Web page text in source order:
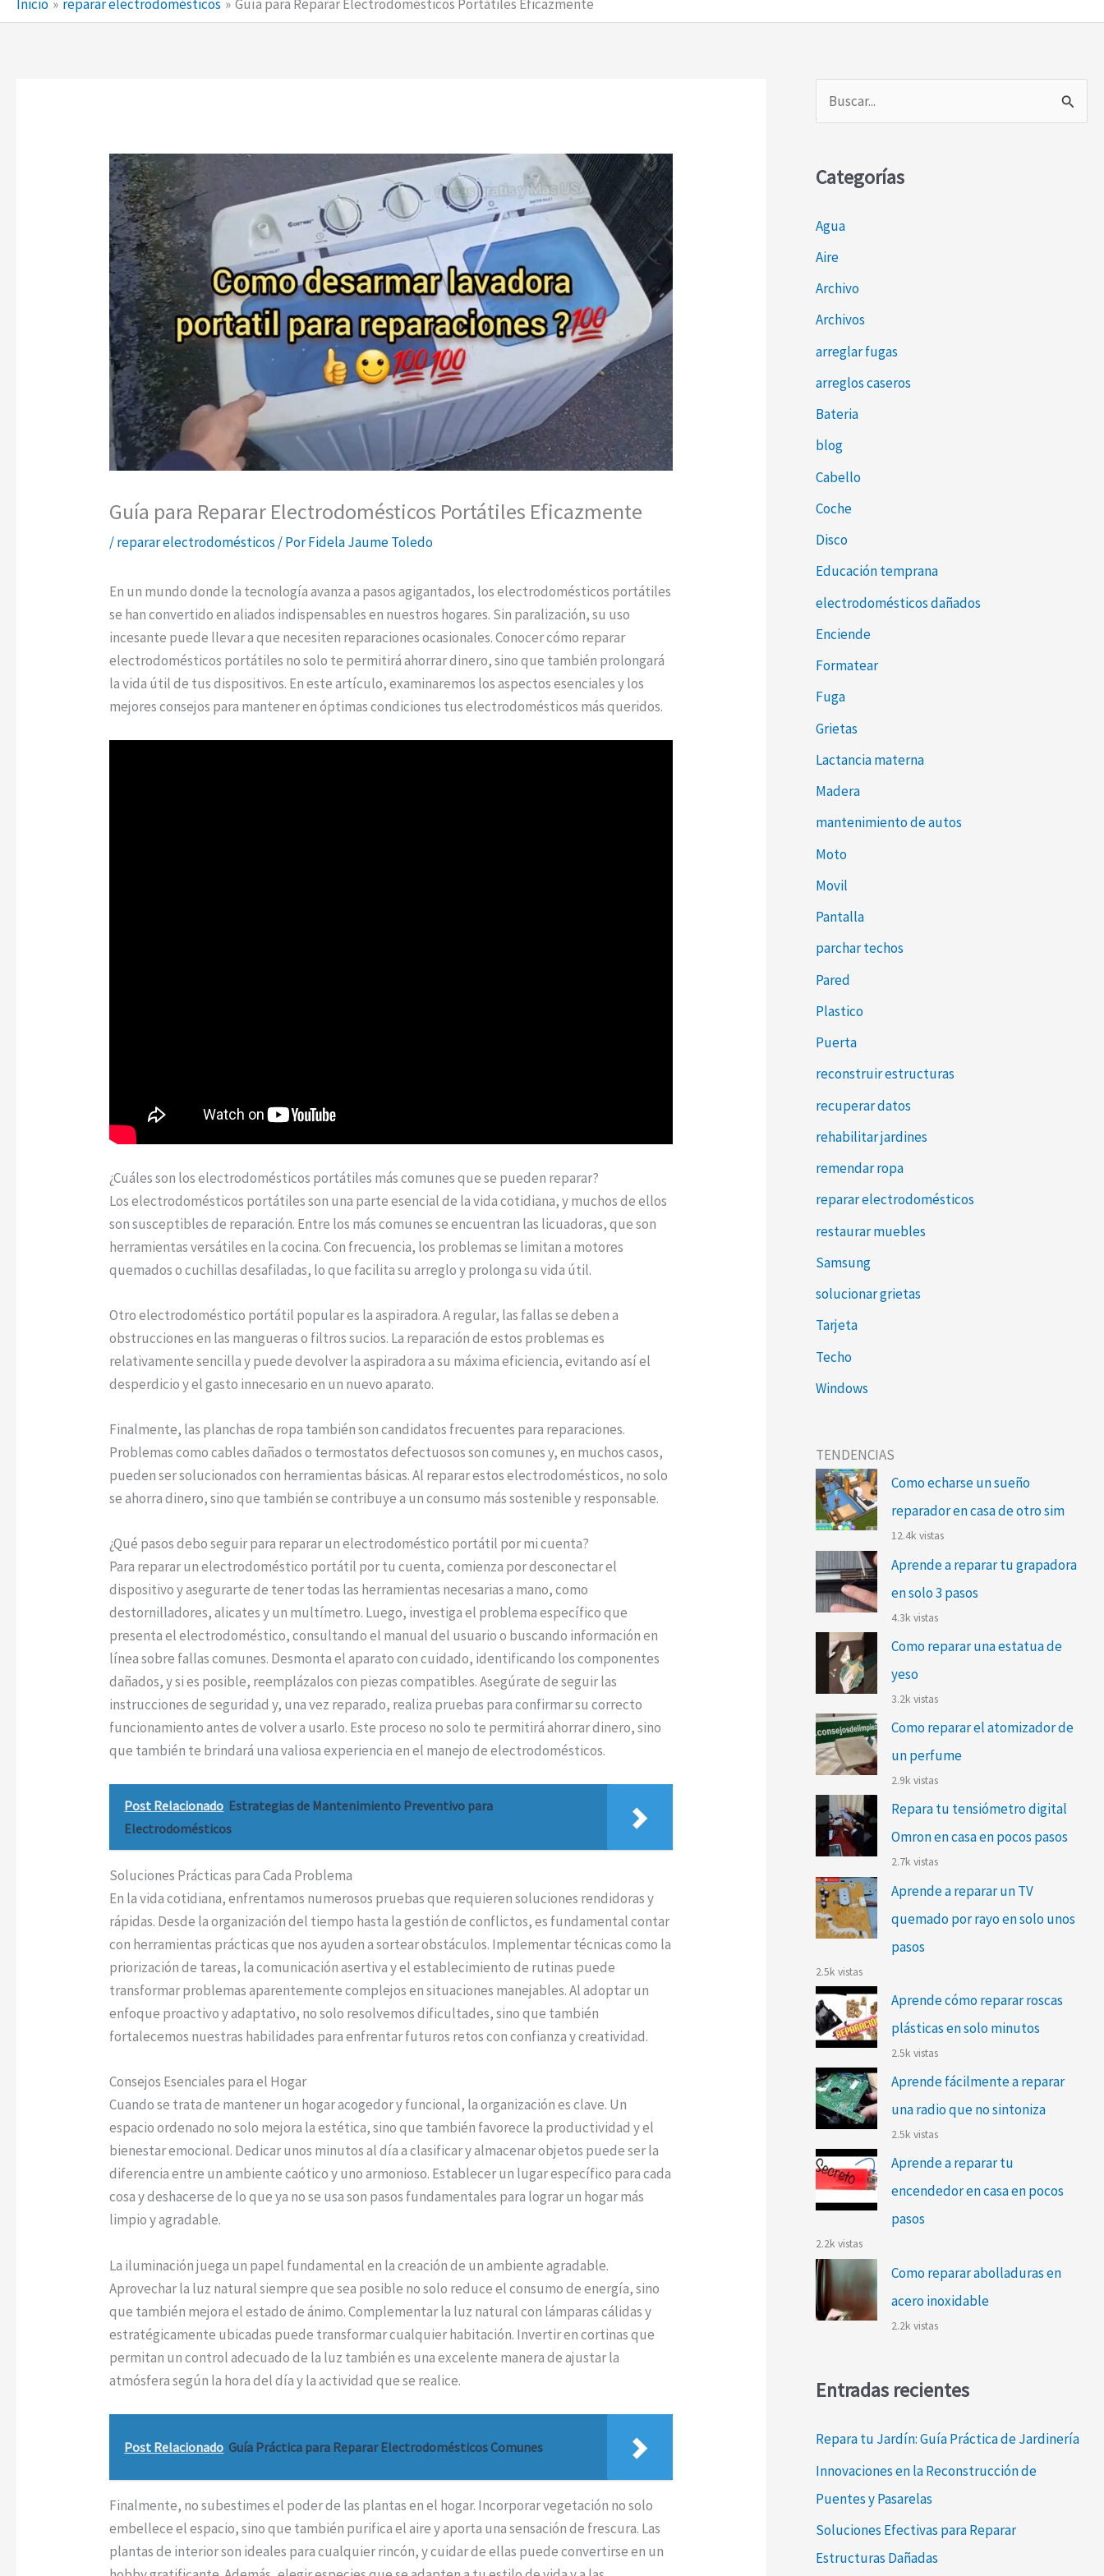
Inicio reparar electrodomésticos Guía para Reparar Electrodomésticos Portátiles Eficazmente
Guía para Reparar Electrodomésticos Portátiles Eficazmente
/reparar electrodomésticos / PorFidela Jaume Toledo
En un mundo donde la tecnología avanza a pasos agigantados, los electrodomésticos portátiles
se han convertido en aliados indispensables en nuestros hogares. Sin paralización, su uso
incesante puede llevar a que necesiten reparaciones ocasionales. Conocer cómo reparar
electrodomésticos portátiles no solo te permitirá ahorrar dinero, sino que también prolongará
la vida útil de tus dispositivos. En este artículo, examinaremos los aspectos esenciales y los
mejores consejos para mantener en óptimas condiciones tus electrodomésticos más queridos.
¿Cuáles son los electrodomésticos portátiles más comunes que se pueden reparar?
Los electrodomésticos portátiles son una parte esencial de la vida cotidiana, y muchos de ellos
son susceptibles de reparación. Entre los más comunes se encuentran las licuadoras, que son
herramientas versátiles en la cocina. Con frecuencia, los problemas se limitan a motores
quemados o cuchillas desafiladas, lo que facilita su arreglo y prolonga su vida útil.
Otro electrodoméstico portátil popular es la aspiradora. A regular, las fallas se deben a
obstrucciones en las mangueras o filtros sucios. La reparación de estos problemas es
relativamente sencilla y puede devolver la aspiradora a su máxima eficiencia, evitando así el
desperdicio y el gasto innecesario en un nuevo aparato.
Finalmente, las planchas de ropa también son candidatos frecuentes para reparaciones.
Problemas como cables dañados o termostatos defectuosos son comunes y, en muchos casos,
pueden ser solucionados con herramientas básicas. Al reparar estos electrodomésticos, no solo
se ahorra dinero, sino que también se contribuye a un consumo más sostenible y responsable.
¿Qué pasos debo seguir para reparar un electrodoméstico portátil por mi cuenta?
Para reparar un electrodoméstico portátil por tu cuenta, comienza por desconectar el
dispositivo y asegurarte de tener todas las herramientas necesarias a mano, como
destornilladores, alicates y un multímetro. Luego, investiga el problema específico que
presenta el electrodoméstico, consultando el manual del usuario o buscando información en
línea sobre fallas comunes. Desmonta el aparato con cuidado, identificando los componentes
dañados, y si es posible, reemplázalos con piezas compatibles. Asegúrate de seguir las
instrucciones de seguridad y, una vez reparado, realiza pruebas para confirmar su correcto
funcionamiento antes de volver a usarlo. Este proceso no solo te permitirá ahorrar dinero, sino
que también te brindará una valiosa experiencia en el manejo de electrodomésticos.
Post Relacionado Estrategias de Mantenimiento Preventivo para
Electrodomésticos
Soluciones Prácticas para Cada Problema
En la vida cotidiana, enfrentamos numerosos pruebas que requieren soluciones rendidoras y
rápidas. Desde la organización del tiempo hasta la gestión de conflictos, es fundamental contar
con herramientas prácticas que nos ayuden a sortear obstáculos. Implementar técnicas como la
priorización de tareas, la comunicación asertiva y el establecimiento de rutinas puede
transformar problemas aparentemente complejos en situaciones manejables. Al adoptar un
enfoque proactivo y adaptativo, no solo resolvemos dificultades, sino que también
fortalecemos nuestras habilidades para enfrentar futuros retos con confianza y creatividad.
Consejos Esenciales para el Hogar
Cuando se trata de mantener un hogar acogedor y funcional, la organización es clave. Un
espacio ordenado no solo mejora la estética, sino que también favorece la productividad y el
bienestar emocional. Dedicar unos minutos al día a clasificar y almacenar objetos puede ser la
diferencia entre un ambiente caótico y uno armonioso. Establecer un lugar específico para cada
cosa y deshacerse de lo que ya no se usa son pasos fundamentales para lograr un hogar más
limpio y agradable.
La iluminación juega un papel fundamental en la creación de un ambiente agradable.
Aprovechar la luz natural siempre que sea posible no solo reduce el consumo de energía, sino
que también mejora el estado de ánimo. Complementar la luz natural con lámparas cálidas y
estratégicamente ubicadas puede transformar cualquier habitación. Invertir en cortinas que
permitan un control adecuado de la luz también es una excelente manera de ajustar la
atmósfera según la hora del día y la actividad que se realice.
Post Relacionado Guía Práctica para Reparar Electrodomésticos Comunes
Finalmente, no subestimes el poder de las plantas en el hogar. Incorporar vegetación no solo
embellece el espacio, sino que también purifica el aire y aporta una sensación de frescura. Las
plantas de interior son ideales para cualquier rincón, y cuidar de ellas puede convertirse en un
u
c
r
p
o
r
Categorías
Agua
Aire
Archivo
Archivos
arreglar fugas
arreglos caseros
Bateria
blog
Cabello
Coche
Disco
Educación temprana
electrodomésticos dañados
Enciende
Formatear
Fuga
Grietas
Lactancia materna
Madera
mantenimiento de autos
Moto
Movil
Pantalla
parchar techos
Pared
Plastico
Puerta
reconstruir estructuras
recuperar datos
rehabilitar jardines
remendar ropa
reparar electrodomésticos
restaurar muebles
Samsung
solucionar grietas
Tarjeta
Techo
Windows
TENDENCIAS
Como echarse un sueño
reparador en casa de otro sim
12.4k vistas
Aprende a reparar tu grapadora
en solo 3 pasos
4.3k vistas
Como reparar una estatua de
yeso
3.2k vistas
Como reparar el atomizador de
un perfume
2.9k vistas
Repara tu tensiómetro digital
Omron en casa en pocos pasos
2.7k vistas
Aprende a reparar un TV
quemado por rayo en solo unos
pasos
2.5k vistas
Aprende cómo reparar roscas
plásticas en solo minutos
2.5k vistas
Aprende fácilmente a reparar
una radio que no sintoniza
2.5k vistas
Aprende a reparar tu
encendedor en casa en pocos
pasos
2.2k vistas
Como reparar abolladuras en
acero inoxidable
2.2k vistas
Entradas recientes
Repara tu Jardín: Guía Práctica de Jardinería
Innovaciones en la Reconstrucción de
Puentes y Pasarelas
Soluciones Efectivas para Reparar
Estructuras Dañadas